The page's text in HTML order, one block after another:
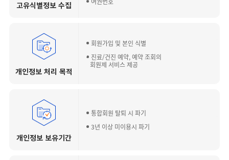
고유식별정보 수집
개인정보 처리 목적
회원가입 및 본인 식별
진료/건진 예약, 예약 조회의
회원제 서비스 제공
개인정보 보유기간
통합회원 탈퇴 시 파기
3년 이상 미이용시 파기